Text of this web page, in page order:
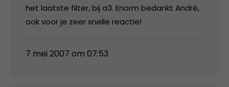
het laatste filter, bij a3. Enorm bedankt André,
ook voor je zeer snelle reactie!
7 mei 2007 om 07:53